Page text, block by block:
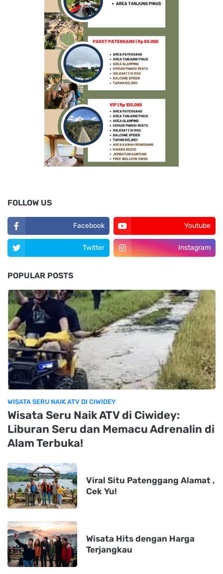
FOLLOW US
Facebook Youtube
Twitter Instagram
POPULAR POSTS
WISATA SERU NAIK ATV DI CIWIDEY
Wisata Seru Naik ATV di Ciwidey:
Liburan Seru dan Memacu Adrenalin di
Alam Terbuka!
Viral Situ Patenggang Alamat ,
Cek Yu!
Wisata Hits dengan Harga
Terjangkau